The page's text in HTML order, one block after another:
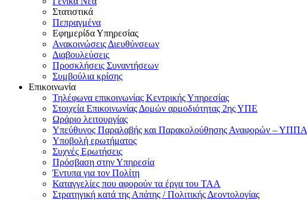
Στατιστικά
Πεπραγμένα
Εφημερίδα Υπηρεσίας
Ανακοινώσεις Διευθύνσεων
Διαβουλεύσεις
Προσκλήσεις Συναντήσεων
Συμβούλια κρίσης
Επικοινωνία
Τηλέφωνα επικοινωνίας Κεντρικής Υπηρεσίας
Στοιχεία Επικοινωνίας Δομών αρμοδιότητας 2ης ΥΠΕ
Ωράριο λειτουργίας
Υπεύθυνος Παραλαβής και Παρακολούθησης Αναφορών – ΥΠΠΑ
Υποβολή ερωτήματος
Συχνές Ερωτήσεις
Πρόσβαση στην Υπηρεσία
Έντυπα για τον Πολίτη
Καταγγελίες που αφορούν τα έργα του ΤΑΑ
Στρατηγική κατά της Απάτης / Πολιτικής Δεοντολογίας